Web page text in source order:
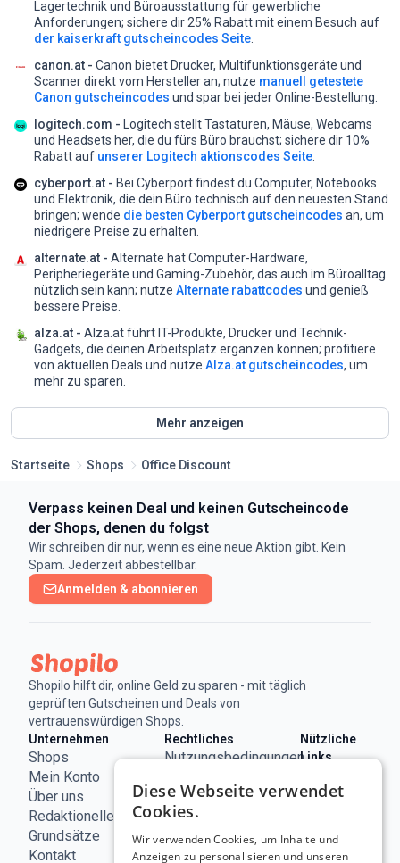
Lagertechnik und Büroausstattung für gewerbliche
Anforderungen; sichere dir 25% Rabatt mit einem Besuch auf
der kaiserkraft gutscheincodes Seite
canon.at - Canon bietet Drucker, Multifunktionsgeräte und
Scanner direkt vom Hersteller an; nutze manuell getestete
Canon gutscheincodes und spar bei jeder Online-Bestellung.
logitech.com - Logitech stellt Tastaturen, Mäuse, Webcams
und Headsets her, die du fürs Büro brauchst; sichere dir 10%
Rabatt auf unserer Logitech aktionscodes Seite
cyberport.at - Bei Cyberport findest du Computer, Notebooks
und Elektronik, die dein Büro technisch auf den neuesten Stand
bringen; wende die besten Cyberport gutscheincodes an, um
niedrigere Preise zu erhalten.
alternate.at - Alternate hat Computer-Hardware,
Peripheriegeräte und Gaming-Zubehör, das auch im Büroalltag
nützlich sein kann; nutze Alternate rabattcodes und genieß
bessere Preise.
alza.at - Alza.at führt IT-Produkte, Drucker und Technik-
Gadgets, die deinen Arbeitsplatz ergänzen können; profitiere
von aktuellen Deals und nutze Alza.at gutscheincodes, um
mehr zu sparen.
Mehr anzeigen
Startseite Shops Office Discount
Verpass keinen Deal und keinen Gutscheincode
der Shops, denen du folgst
Wir schreiben dir nur, wenn es eine neue Aktion gibt. Kein
Spam. Jederzeit abbestellbar.
Anmelden & abonnieren
Shopilo hilft dir, online Geld zu sparen - mit täglich
geprüften Gutscheinen und Deals von
vertrauenswürdigen Shops.
Unternehmen
Shops
Mein Konto
Über uns
Redaktionelle
Grundsätze
Kontakt
Rechtliches
Nutzungsbedingungen
Datenschutzerklärung
Cookie-
Richtlinie
Nützliche
Links
Österreich
Diese Webseite verwendet
Cookies.
Wir verwenden Cookies, um Inhalte und
Anzeigen zu personalisieren und unseren